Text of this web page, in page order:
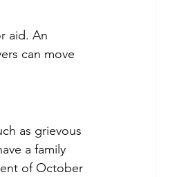
aid. An
can move
as grievous
a family
of October